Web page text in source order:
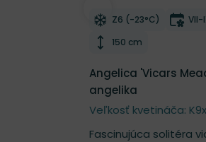
Odober do zoznamu
Mrazuvzdornosť
Z6 (-23°C)
VII-
Výška rastliny
150 cm
Angelica 'Vicars
angelika
Veľkosť kvetináča:
Fascinujúca solitéra